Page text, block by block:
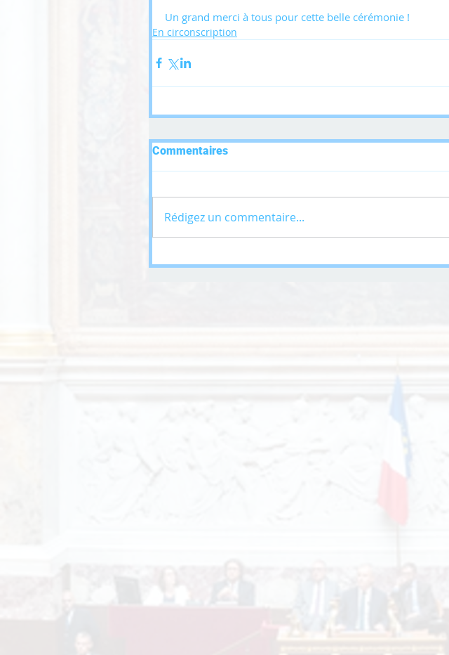
Un grand merci à tous pour cette belle cérémonie !
En circonscription
Commentaires
Rédigez un commentaire...